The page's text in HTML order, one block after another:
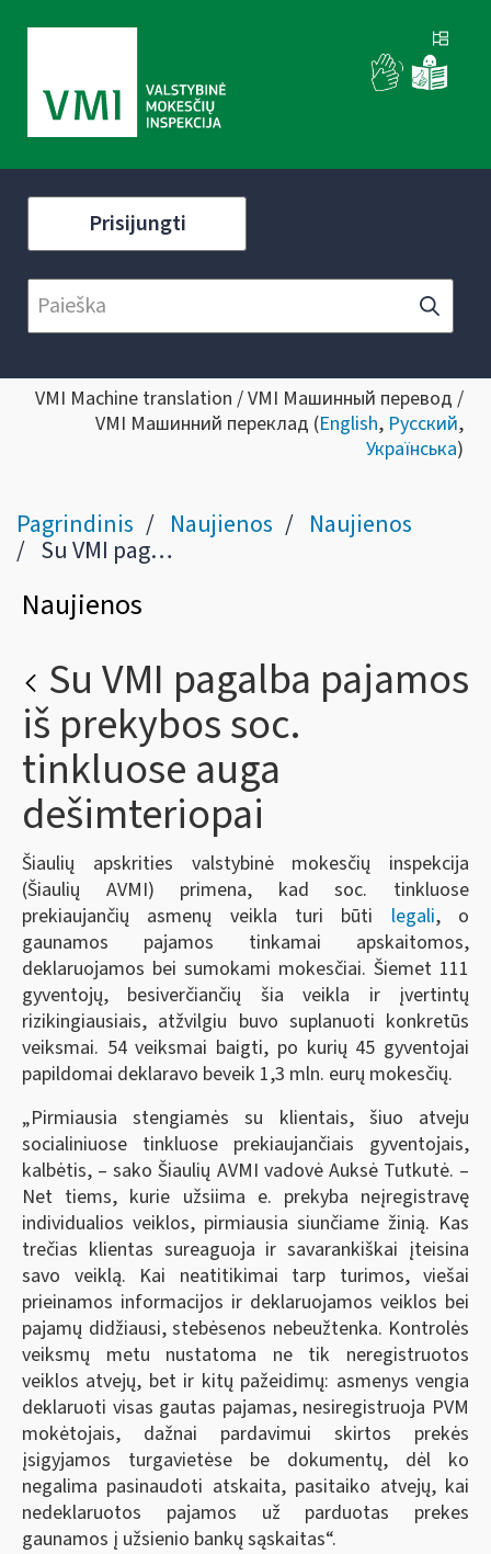
Prisijungti
VMI Machine translation / VMI Машинный перевод /
VMI Машинний переклад (English, Русский,
Українська)
Pagrindinis Naujienos Naujienos
Su VMI pagalba pajamos iš prekybos soc. tinkluose auga dešimteriopai
Naujienos
Su VMI pagalba pajamos
iš prekybos soc.
tinkluose auga
dešimteriopai
Šiaulių apskrities valstybinė mokesčių inspekcija
(Šiaulių AVMI) primena, kad soc. tinkluose
prekiaujančių asmenų veikla turi būti legali, o
gaunamos pajamos tinkamai apskaitomos,
deklaruojamos bei sumokami mokesčiai. Šiemet 111
gyventojų, besiverčiančių šia veikla ir įvertintų
rizikingiausiais, atžvilgiu buvo suplanuoti konkretūs
veiksmai. 54 veiksmai baigti, po kurių 45 gyventojai
papildomai deklaravo beveik 1,3 mln. eurų mokesčių.
„Pirmiausia stengiamės su klientais, šiuo atveju
socialiniuose tinkluose prekiaujančiais gyventojais,
kalbėtis, – sako Šiaulių AVMI vadovė Auksė Tutkutė. –
Net tiems, kurie užsiima e. prekyba neįregistravę
individualios veiklos, pirmiausia siunčiame žinią. Kas
trečias klientas sureaguoja ir savarankiškai įteisina
savo veiklą. Kai neatitikimai tarp turimos, viešai
prieinamos informacijos ir deklaruojamos veiklos bei
pajamų didžiausi, stebėsenos nebeužtenka. Kontrolės
veiksmų metu nustatoma ne tik neregistruotos
veiklos atvejų, bet ir kitų pažeidimų: asmenys vengia
deklaruoti visas gautas pajamas, nesiregistruoja PVM
mokėtojais, dažnai pardavimui skirtos prekės
įsigyjamos turgavietėse be dokumentų, dėl ko
negalima pasinaudoti atskaita, pasitaiko atvejų, kai
nedeklaruotos pajamos už parduotas prekes
gaunamos į užsienio bankų sąskaitas“.